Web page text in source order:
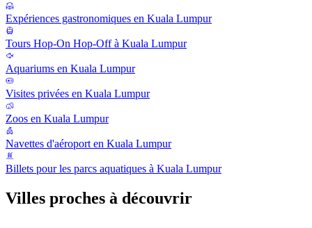
Expériences gastronomiques en Kuala Lumpur
Tours Hop-On Hop-Off à Kuala Lumpur
Aquariums en Kuala Lumpur
Visites privées en Kuala Lumpur
Zoos en Kuala Lumpur
Navettes d'aéroport en Kuala Lumpur
Billets pour les parcs aquatiques à Kuala Lumpur
Villes proches à découvrir